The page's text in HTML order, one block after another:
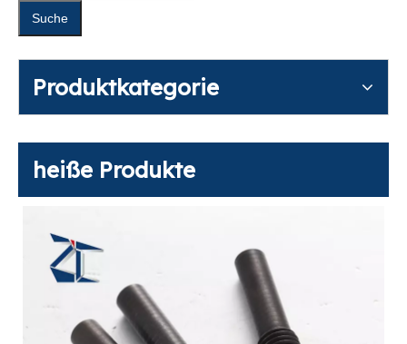
Suche
Produktkategorie
heiße Produkte